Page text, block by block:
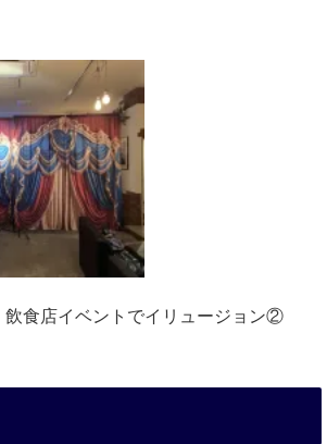
食店イベントでイリュージョン②